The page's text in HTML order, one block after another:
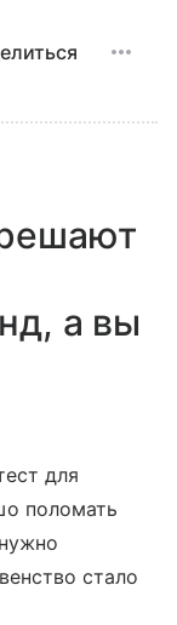
а вы
для
поломать
стало